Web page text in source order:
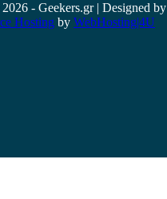
- Geekers.gr | Designed by
Hosting by WebHosting|4U